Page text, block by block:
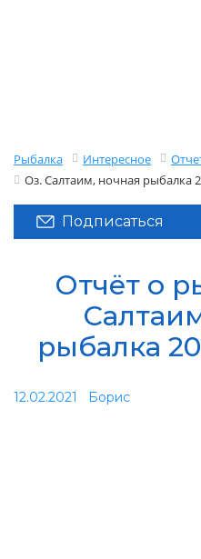
Рыбалка Интересное
Оз. Салтаим, ночная рыбалка
Подписаться
Отчёт о
рыбалка
12.02.2021 Борис